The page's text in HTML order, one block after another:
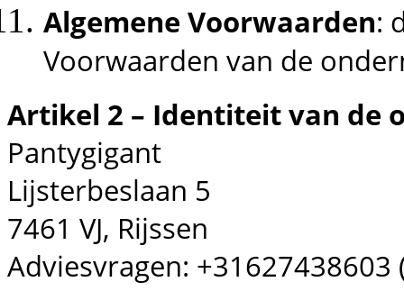
Algemene Voorwaarden:
Voorwaarden van de
Artikel 2 – Identiteit van de
Pantygigant
Lijsterbeslaan 5
7461 VJ, Rijssen
Adviesvragen: +31627438603